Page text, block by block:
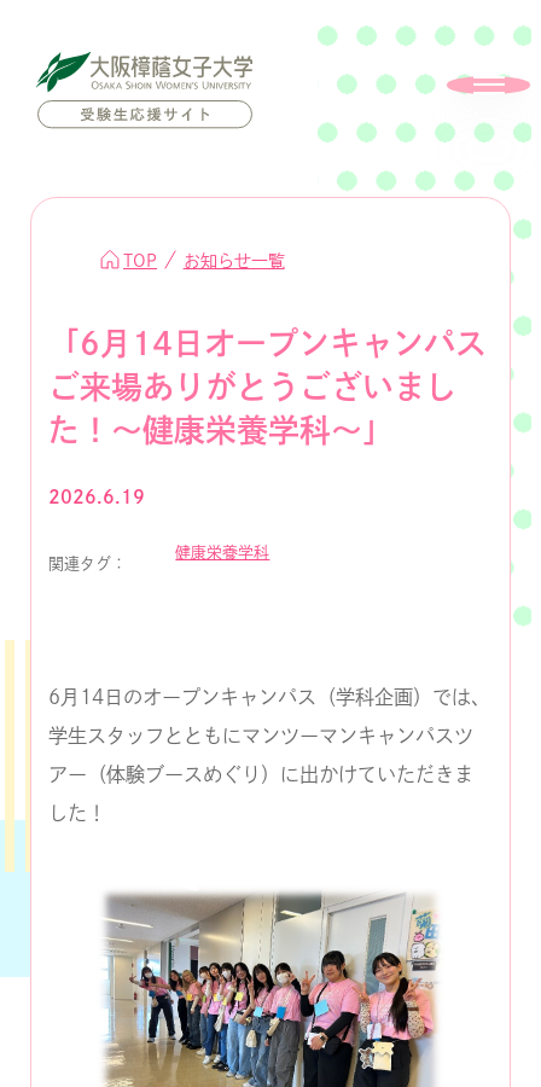
TOP お知らせ一覧
「6月14日オープンキャンパス
ご来場ありがとうございまし
た！～健康栄養学科～」
2026.6.19
関連タグ：
健康栄養学科
6月14日のオープンキャンパス（学科企画）では、
学生スタッフとともにマンツーマンキャンパスツ
アー（体験ブースめぐり）に出かけていただきま
した！